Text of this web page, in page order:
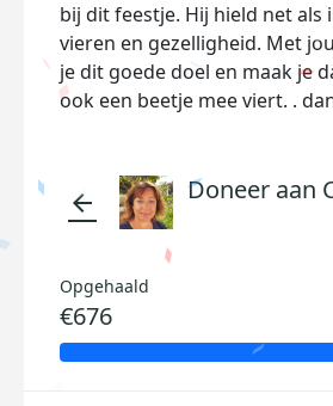
bij dit feestje. Hij hield net als
vieren en gezelligheid. Met
je dit goede doel en maak je
ook een beetje mee viert. .
arrow_back Doneer aan
Opgehaald
€676